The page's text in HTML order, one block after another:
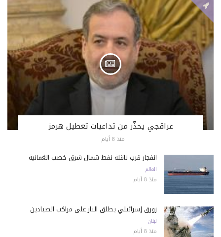
عراقجي يحذّر من تداعيات تعطيل هرمز
منذ 8 أيام
انفجار قرب ناقلة نفط شمال شرق خصب العُمانية
العالم
منذ 8 أيام
زورق إسرائيلي يطلق النار على مراكب الصيادين
لبنان
منذ 8 أيام